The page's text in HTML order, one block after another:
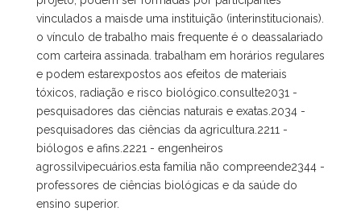
vinculados a maisde uma instituição (interinstitucionais).
o vínculo de trabalho mais frequente é o deassalariado
com carteira assinada. trabalham em horários regulares
e podem estarexpostos aos efeitos de materiais
tóxicos, radiação e risco biológico.consulte2031 -
pesquisadores das ciências naturais e exatas.2034 -
pesquisadores das ciências da agricultura.2211 -
biólogos e afins.2221 - engenheiros
agrossilvipecuários.esta família não compreende2344 -
professores de ciências biológicas e da saúde do
ensino superior.